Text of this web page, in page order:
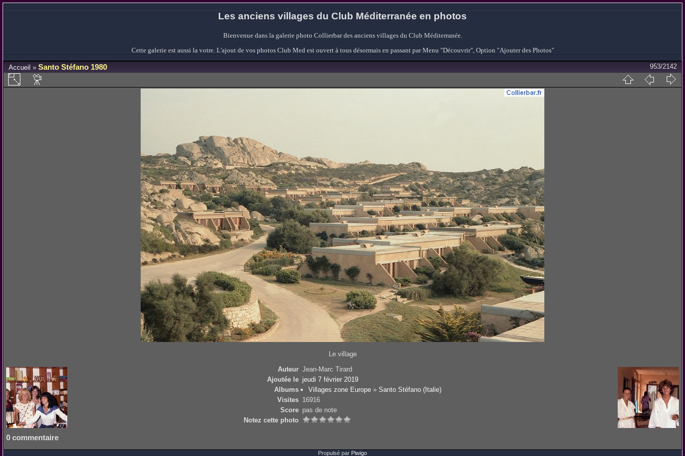
Les anciens villages du Club Méditerranée en photos
Bienvenue dans la galerie photo Collierbar des anciens villages du Club Méditerranée.
Cette galerie est aussi la votre. L'ajout de vos photos Club Med est ouvert à tous désormais en passant par Menu "Découvrir", Option "Ajouter des Photos"
Accueil » Santo Stéfano 1980 953/2142
Le village
Auteur Jean-Marc Tirard
Ajoutée le jeudi 7 février 2019
Albums
Villages zone Europe »Santo Stéfano (Italie)
Visites 16916
Score pas de note
Notez cette photo
0 commentaire
Propulsé par Piwigo